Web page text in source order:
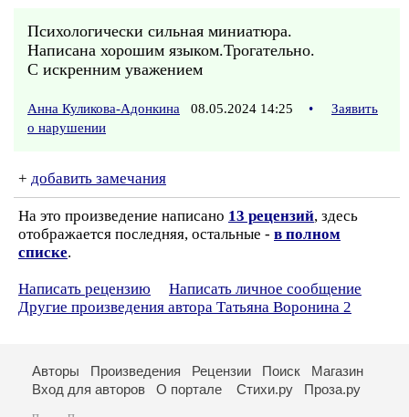
Психологически сильная миниатюра.
Написана хорошим языком.Трогательно.
С искренним уважением
Анна Куликова-Адонкина 08.05.2024 14:25 •
Заявить
о нарушении
+ добавить замечания
На это произведение написано 13 рецензий, здесь
отображается последняя, остальные - в полном
списке.
Написать рецензию
Написать личное сообщение
Другие произведения автора Татьяна Воронина 2
Авторы Произведения Рецензии Поиск
Магазин
Вход для авторов
О портале Стихи.ру Проза.ру